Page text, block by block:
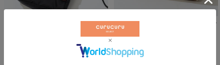
サークルロゴショルダー付きカー